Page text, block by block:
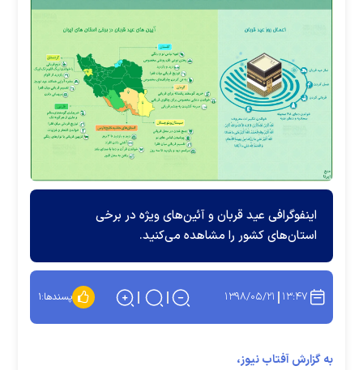
اینفوگرافی عید قربان و آئین‌های ویژه در برخی
استان‌های کشور را مشاهده می‌کنید.
۱۳:۴۷ ۱۳۹۸/۰۵/۲۱ پسندها:۱
به گزارش آفتاب نیوز،